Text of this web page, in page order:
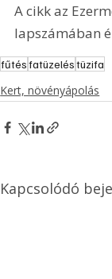
A cikk az
lapszámában
fűtésfatüzeléstüzifa
Kert, növényápolás
Kapcsolódó